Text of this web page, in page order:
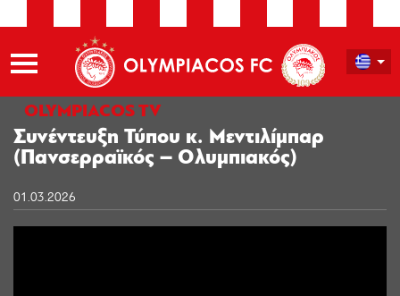
OLYMPIACOS TV
Συνέντευξη Τύπου κ. Μεντιλίμπαρ
(Πανσερραϊκός – Ολυμπιακός)
01.03.2026